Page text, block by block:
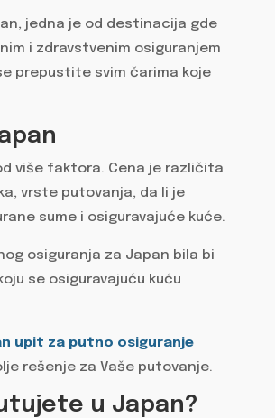
jedna je od destinacija gde
i zdravstvenim osiguranjem
prepustite svim čarima koje
više faktora. Cena je različita
vrste putovanja, da li je
sume i osiguravajuće kuće.
osiguranja za Japan bila bi
se osiguravajuću kuću
upit za putno osiguranje
rešenje za Vaše putovanje.
u Japan?